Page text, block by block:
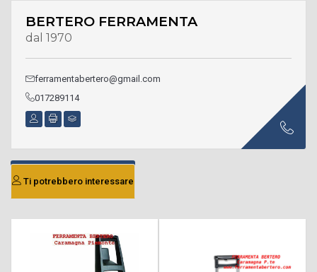
BERTERO FERRAMENTA
dal 1970
ferramentabertero@gmail.com
017289114
Ti potrebbero interessare